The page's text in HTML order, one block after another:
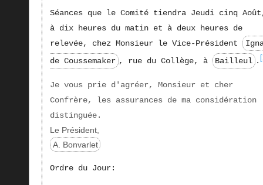
Séances que le Comité tiendra Jeudi cinq
à dix heures du matin et à deux heures de
relevée, chez Monsieur le Vice-Président
de Coussemaker , rue du Collège, à Bailleul .
Je vous prie d'agréer, Monsieur et cher
Confrère, les assurances de ma considération
distinguée.
Le Président,
A. Bonvarlet
Ordre du Jour: